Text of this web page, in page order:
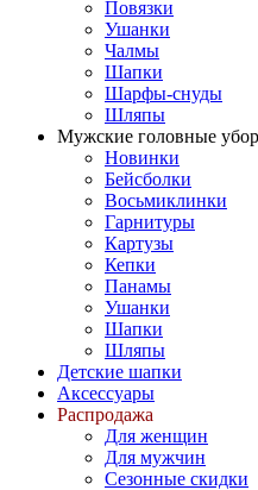
Повязки
Ушанки
Чалмы
Шапки
Шарфы-снуды
Шляпы
Мужские головные
Новинки
Бейсболки
Восьмиклинки
Гарнитуры
Картузы
Кепки
Панамы
Ушанки
Шапки
Шляпы
Детские шапки
Аксессуары
Распродажа
Для женщин
Для мужчин
Сезонные скидки